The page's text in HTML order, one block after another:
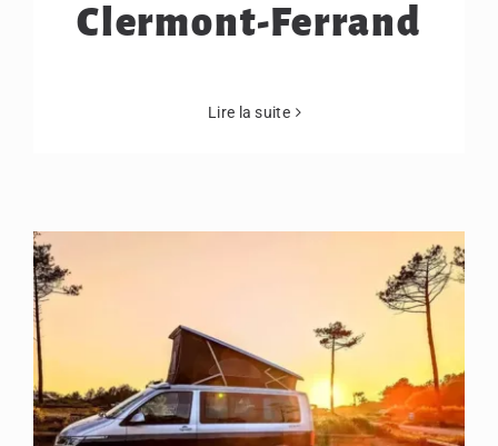
Clermont-Ferrand
Lire la suite